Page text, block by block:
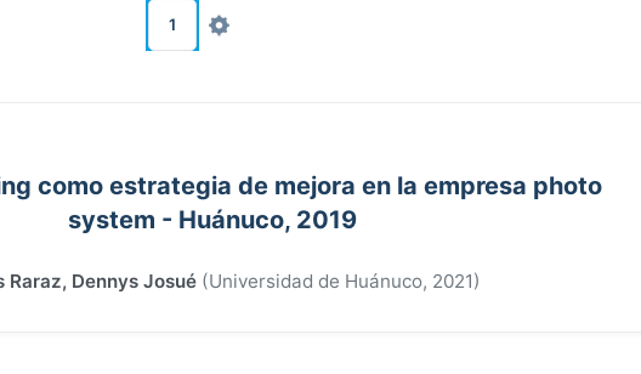
1
como estrategia de mejora en la empresa photo
system - Huánuco, 2019
Raraz, Dennys Josué (Universidad de Huánuco, 2021)